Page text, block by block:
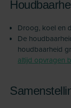
Droog, koel en
De
houdbaarheid
altijd opvragen